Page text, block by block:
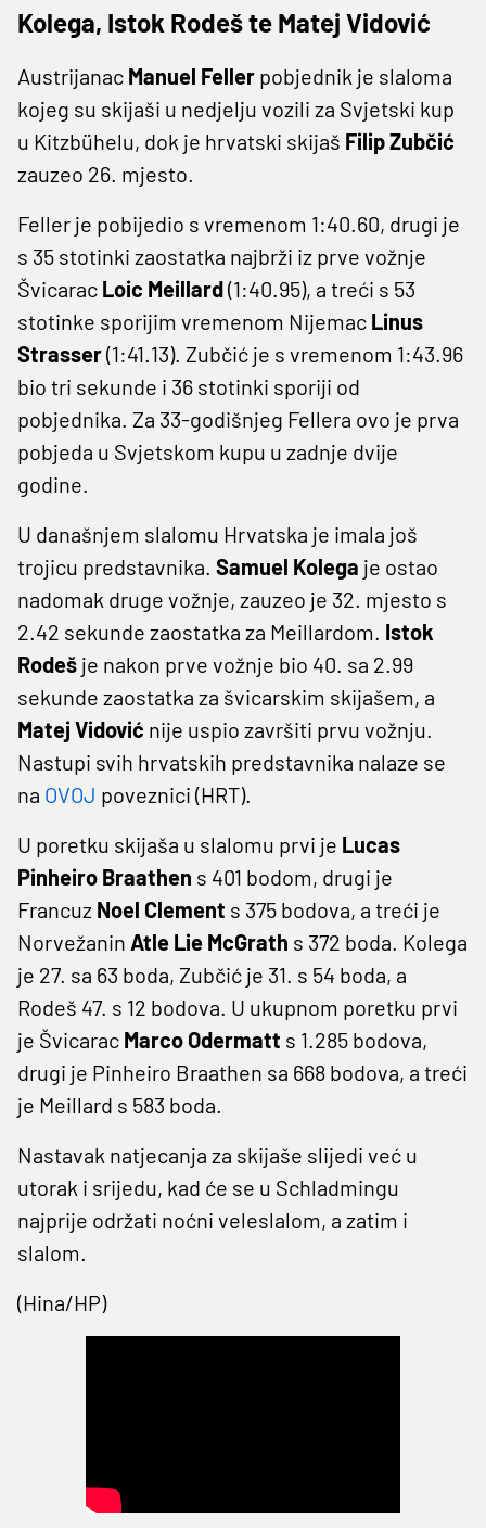
Kolega, Istok Rodeš te Matej Vidović
Austrijanac Manuel Feller pobjednik je slaloma
kojeg su skijaši u nedjelju vozili za Svjetski kup
u Kitzbühelu, dok je hrvatski skijaš Filip Zubčić
zauzeo 26. mjesto.
Feller je pobijedio s vremenom 1:40.60, drugi je
s 35 stotinki zaostatka najbrži iz prve vožnje
Švicarac Loic Meillard(1:40.95), a treći s 53
stotinke sporijim vremenom Nijemac Linus
Strasser(1:41.13). Zubčić je s vremenom 1:43.96
bio tri sekunde i 36 stotinki sporiji od
pobjednika. Za 33-godišnjeg Fellera ovo je prva
pobjeda u Svjetskom kupu u zadnje dvije
godine.
U današnjem slalomu Hrvatska je imala još
trojicu predstavnika. Samuel Kolega je ostao
nadomak druge vožnje, zauzeo je 32. mjesto s
2.42 sekunde zaostatka za Meillardom. Istok
Rodeš je nakon prve vožnje bio 40. sa 2.99
sekunde zaostatka za švicarskim skijašem, a
Matej Vidović nije uspio završiti prvu vožnju.
Nastupi svih hrvatskih predstavnika nalaze se
na OVOJ poveznici (HRT).
U poretku skijaša u slalomu prvi je Lucas
Pinheiro Braathen s 401 bodom, drugi je
Francuz Noel Clement s 375 bodova, a treći je
Norvežanin Atle Lie McGrath s 372 boda. Kolega
je 27. sa 63 boda, Zubčić je 31. s 54 boda, a
Rodeš 47. s 12 bodova. U ukupnom poretku prvi
je Švicarac Marco Odermatt s 1.285 bodova,
drugi je Pinheiro Braathen sa 668 bodova, a treći
je Meillard s 583 boda.
Nastavak natjecanja za skijaše slijedi već u
utorak i srijedu, kad će se u Schladmingu
najprije održati noćni veleslalom, a zatim i
slalom.
(Hina/HP)